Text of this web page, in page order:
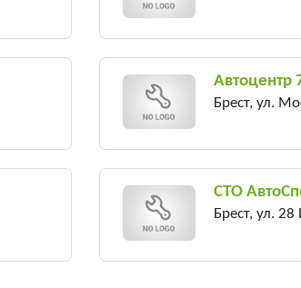
Автоцентр
Брест, ул.
СТО
Брест, ул.